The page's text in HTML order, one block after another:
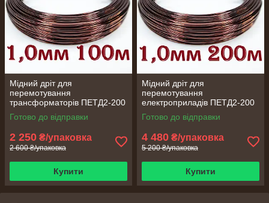
Мідний дріт для
перемотування
трансформаторів ПЕТД2-200
1,0 мм 100 метрів
Готово до відправки
2 250 ₴/упаковка
2 600 ₴/упаковка
Купити
Мідний дріт для
перемотування
електроприладів ПЕТД2-200
1,0 мм 200 метрів
Готово до відправки
4 480 ₴/упаковка
5 200 ₴/упаковка
Купити